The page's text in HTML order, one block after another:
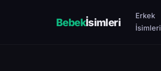
Bebekİsimleri
Erkek
İsimleri